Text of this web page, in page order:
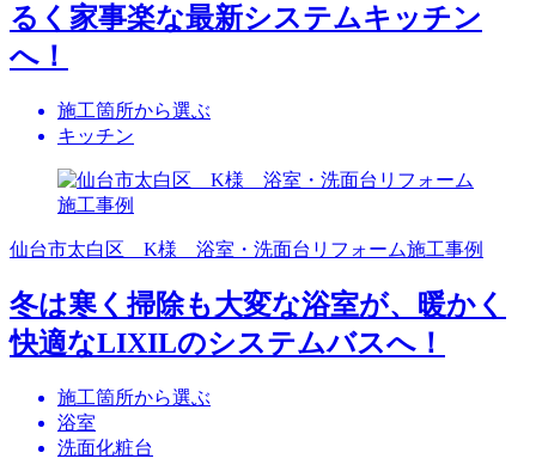
るく家事楽な最新システムキッチン
へ！
施工箇所から選ぶ
キッチン
仙台市太白区 K様 浴室・洗面台リフォーム施工事例
冬は寒く掃除も大変な浴室が、暖かく
快適なLIXILのシステムバスへ！
施工箇所から選ぶ
浴室
洗面化粧台